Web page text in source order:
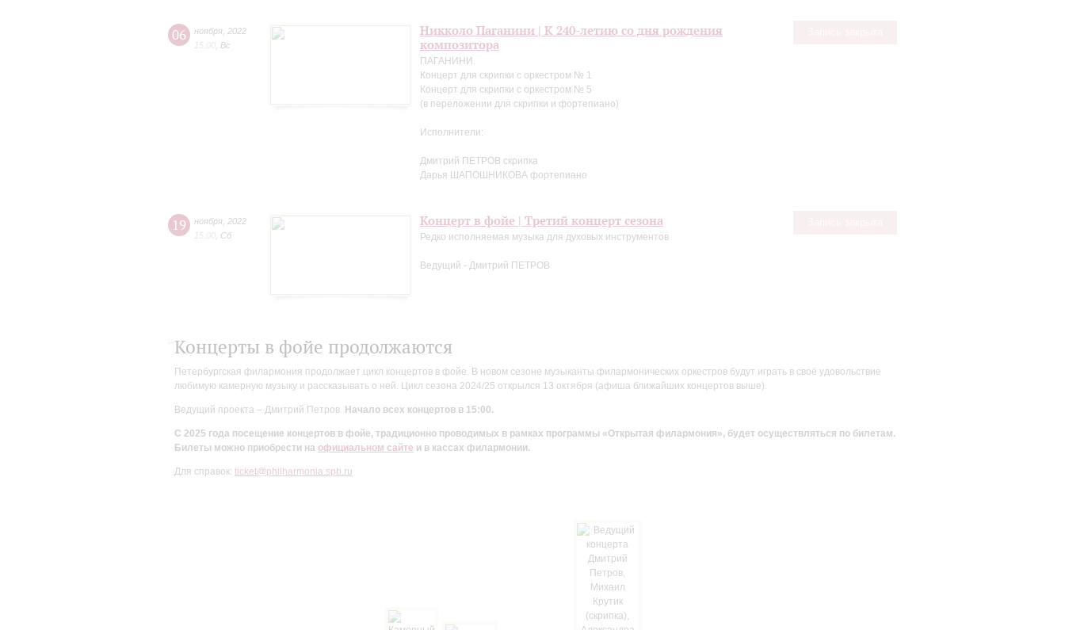
06 ноября 2022
15:00 Вс
Никколо Паганини | К 240-летию со дня рождения
композитора
ПАГАНИНИ.
Концерт для скрипки с оркестром № 1
Концерт для скрипки с оркестром № 5
(в переложении для скрипки и фортепиано)
Исполнители:
Дмитрий ПЕТРОВ скрипка
Дарья ШАПОШНИКОВА фортепиано
19 ноября 2022
15:00 Сб
Концерт в фойе | Третий концерт сезона
Редко исполняемая музыка для духовых инструментов
Ведущий - Дмитрий ПЕТРОВ
Концерты в фойе продолжаются
Петербургская филармония продолжает цикл концертов в фойе. В новом сезоне музыканты филармонических оркестров будут играть в своё удовольствие
любимую камерную музыку и рассказывать о ней. Цикл сезона 2024/25 открылся 13 октября (афиша ближайших концертов выше).
Ведущий проекта – Дмитрий Петров. Начало всех концертов в 15:00.
С 2025 года посещение концертов в фойе, традиционно проводимых в рамках программы «Открытая филармония», будет осуществляться по билетам.
Билеты можно приобрести на официальном сайте и в кассах филармонии.
Для справок: ticket@philharmonia.spb.ru